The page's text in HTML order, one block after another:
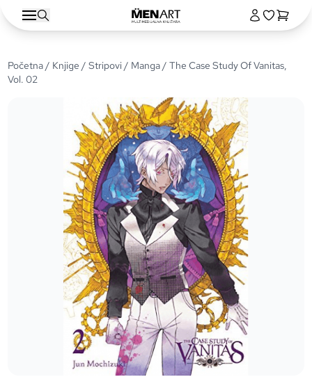
Početna/ Knjige /Stripovi/ Manga/ The Case Study Of Vanitas,
Vol. 02